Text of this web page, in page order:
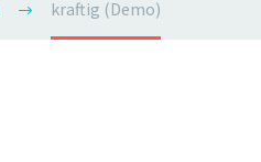
kraftig (Demo)